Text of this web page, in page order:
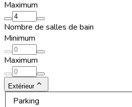
Maximum
Nombre de salles de bain
Minimum
Maximum
Extérieur
Parking